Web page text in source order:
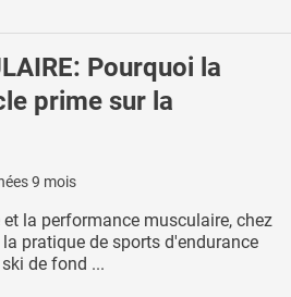
Pourquoi la
prime sur la
9 mois
la performance musculaire, chez
pratique de sports d'endurance
de fond ...